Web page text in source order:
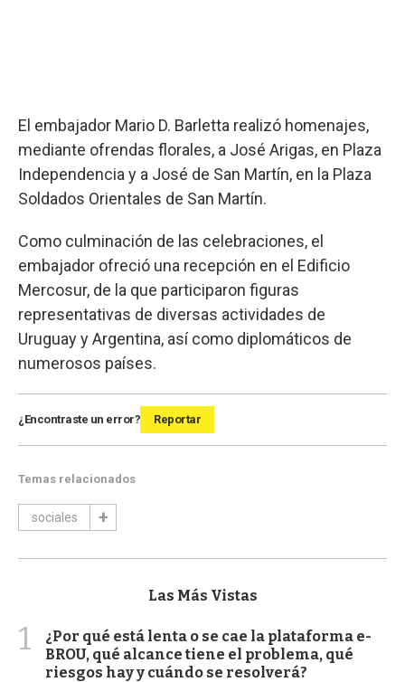
El embajador Mario D. Barletta realizó homenajes,
mediante ofrendas florales, a José Arigas, en Plaza
Independencia y a José de San Martín, en la Plaza
Soldados Orientales de San Martín.
Como culminación de las celebraciones, el
embajador ofreció una recepción en el Edificio
Mercosur, de la que participaron figuras
representativas de diversas actividades de
Uruguay y Argentina, así como diplomáticos de
numerosos países.
¿Encontraste un error? Reportar
Temas relacionados
sociales
Las Más Vistas
1
¿Por qué está lenta o se cae la plataforma e-
BROU, qué alcance tiene el problema, qué
riesgos hay y cuándo se resolverá?